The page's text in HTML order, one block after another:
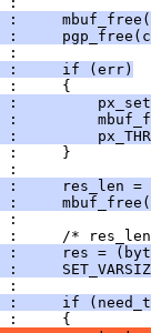
:
:
:
:     if (err)
:     {
:
:
:
:     }
:
:     res_len =
:
:
/*
:     res =
:
:
:     if
:     {